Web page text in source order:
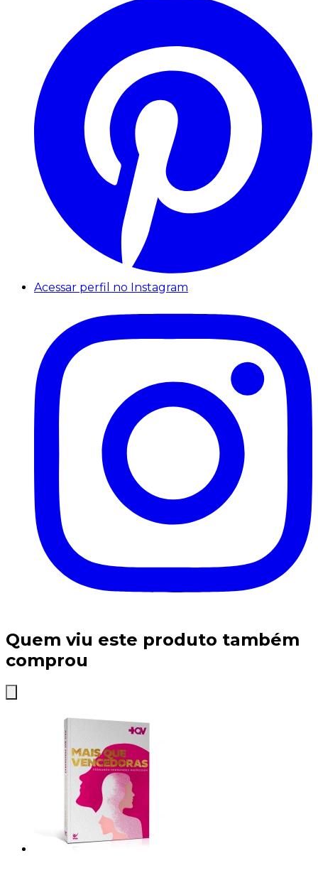
Acessar perfil no Instagram
Quem viu este produto também
comprou